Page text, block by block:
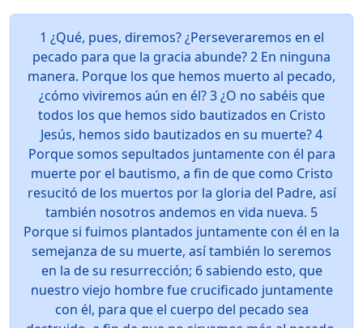
1 ¿Qué, pues, diremos? ¿Perseveraremos en el
pecado para que la gracia abunde? 2 En ninguna
manera. Porque los que hemos muerto al pecado,
¿cómo viviremos aún en él? 3 ¿O no sabéis que
todos los que hemos sido bautizados en Cristo
Jesús, hemos sido bautizados en su muerte? 4
Porque somos sepultados juntamente con él para
muerte por el bautismo, a fin de que como Cristo
resucitó de los muertos por la gloria del Padre, así
también nosotros andemos en vida nueva. 5
Porque si fuimos plantados juntamente con él en la
semejanza de su muerte, así también lo seremos
en la de su resurrección; 6 sabiendo esto, que
nuestro viejo hombre fue crucificado juntamente
con él, para que el cuerpo del pecado sea